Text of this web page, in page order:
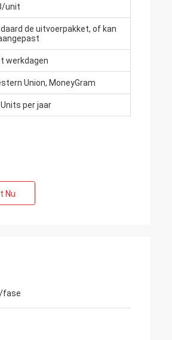
unit
de uitvoerpakket, of kan
werkdagen
Union, MoneyGram
per jaar
Nu
fase